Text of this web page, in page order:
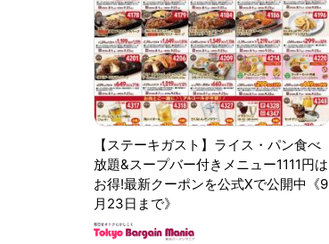
【ステーキガスト】ライス・パン食べ
放題&スープバー付きメニュー1111円は
お得!最新クーポンを公式Xで公開中《9
月23日まで》